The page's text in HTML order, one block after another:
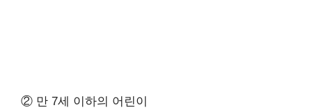
② 만 7세 이하의 어린이